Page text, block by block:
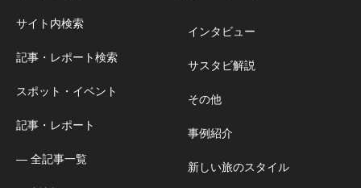
サイト内検索
記事・レポート検索
スポット・イベント
記事・レポート
― 全記事一覧
インタビュー
サスタビ解説
その他
事例紹介
新しい旅のスタイル